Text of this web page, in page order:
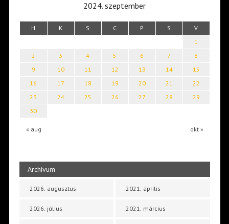
2024. szeptember
H K S C P S V
« aug okt »
1
2
3 4 5 6 7
8
9
10 11 12 13 14
15
16
17 18 19 20 21
22
23
24 25 26 27 28
29
30
Archívum
2026. augusztus
2026. július
2021. április
2021. március